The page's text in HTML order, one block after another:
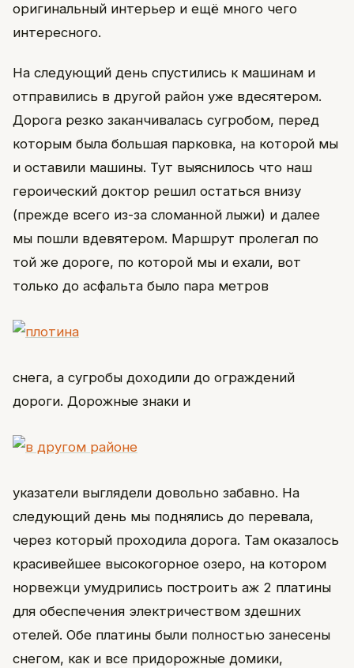
оригинальный интерьер и ещё много чего
интересного.
На следующий день спустились к машинам и
отправились в другой район уже вдесятером.
Дорога резко заканчивалась сугробом, перед
которым была большая парковка, на которой мы
и оставили машины. Тут выяснилось что наш
героический доктор решил остаться внизу
(прежде всего из-за сломанной лыжи) и далее
мы пошли вдевятером. Маршрут пролегал по
той же дороге, по которой мы и ехали, вот
только до асфальта было пара метров
снега, а сугробы доходили до ограждений
дороги. Дорожные знаки и
указатели выглядели довольно забавно. На
следующий день мы поднялись до перевала,
через который проходила дорога. Там оказалось
красивейшее высокогорное озеро, на котором
норвежци умудрились построить аж 2 платины
для обеспечения электричеством здешних
отелей. Обе платины были полностью занесены
снегом, как и все придорожные домики,